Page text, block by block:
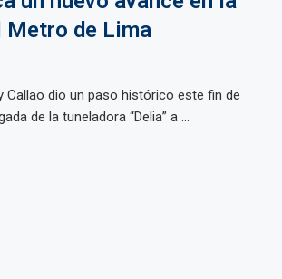
Metro de Lima
Callao dio un paso histórico este fin de
de la tuneladora “Delia” a ...